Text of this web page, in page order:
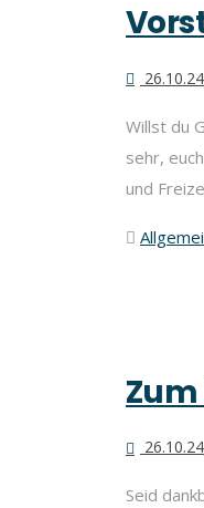
26.10.24
Willst du
sehr,
und
26.10.24
Seid